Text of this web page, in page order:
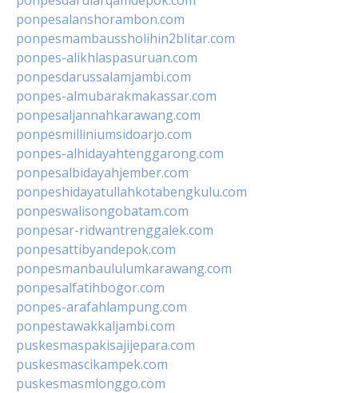
ponpesalanshorambon.com
ponpesmambaussholihin2blitar.com
ponpes-alikhlaspasuruan.com
ponpesdarussalamjambi.com
ponpes-almubarakmakassar.com
ponpesaljannahkarawang.com
ponpesmilliniumsidoarjo.com
ponpes-alhidayahtenggarong.com
ponpesalbidayahjember.com
ponpeshidayatullahkotabengkulu.com
ponpeswalisongobatam.com
ponpesar-ridwantrenggalek.com
ponpesattibyandepok.com
ponpesmanbaululumkarawang.com
ponpesalfatihbogor.com
ponpes-arafahlampung.com
ponpestawakkaljambi.com
puskesmaspakisajijepara.com
puskesmascikampek.com
puskesmasmlonggo.com